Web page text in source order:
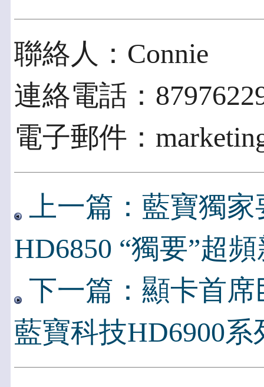
聯絡人：Connie
連絡電話：
電子郵件：
上一篇：藍寶獨
HD6850 “獨要”超
下一篇：顯卡首
藍寶科技HD6900系